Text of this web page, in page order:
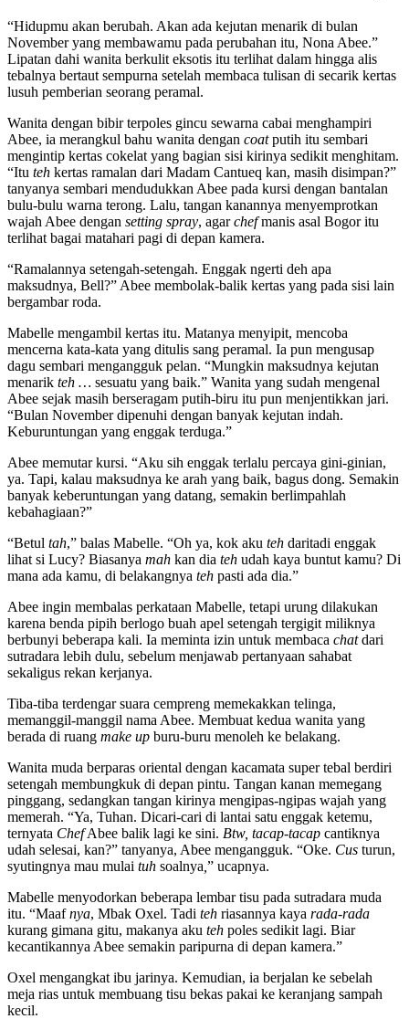
“Hidupmu akan berubah. Akan ada kejutan menarik di bulan
November yang membawamu pada perubahan itu, Nona Abee.”
Lipatan dahi wanita berkulit eksotis itu terlihat dalam hingga alis
tebalnya bertaut sempurna setelah membaca tulisan di secarik kertas
lusuh pemberian seorang peramal.
Wanita dengan bibir terpoles gincu sewarna cabai menghampiri
Abee, ia merangkul bahu wanita dengan coatputih itu sembari
mengintip kertas cokelat yang bagian sisi kirinya sedikit menghitam.
“Itu teh kertas ramalan dari Madam Cantueq kan, masih disimpan?”
tanyanya sembari mendudukkan Abee pada kursi dengan bantalan
bulu-bulu warna terong. Lalu, tangan kanannya menyemprotkan
wajah Abee dengan setting spray, agarchefmanis asal Bogor itu
terlihat bagai matahari pagi di depan kamera.
“Ramalannya setengah-setengah. Enggak ngerti deh apa
maksudnya, Bell?” Abee membolak-balik kertas yang pada sisi lain
bergambar roda.
Mabelle mengambil kertas itu. Matanya menyipit, mencoba
mencerna kata-kata yang ditulis sang peramal. Ia pun mengusap
dagu sembari mengangguk pelan. “Mungkin maksudnya kejutan
menarik teh … sesuatu yang baik.” Wanita yang sudah mengenal
Abee sejak masih berseragam putih-biru itu pun menjentikkan jari.
“Bulan November dipenuhi dengan banyak kejutan indah.
Keburuntungan yang enggak terduga.”
Abee memutar kursi. “Aku sih enggak terlalu percaya gini-ginian,
ya. Tapi, kalau maksudnya ke arah yang baik, bagus dong. Semakin
banyak keberuntungan yang datang, semakin berlimpahlah
kebahagiaan?”
“Betul tah,” balas Mabelle. “Oh ya, kok aku teh daritadi enggak
lihat si Lucy? Biasanya mah kan dia teh udah kaya buntut kamu? Di
mana ada kamu, di belakangnya teh pasti ada dia.”
Abee ingin membalas perkataan Mabelle, tetapi urung dilakukan
karena benda pipih berlogo buah apel setengah tergigit miliknya
berbunyi beberapa kali. Ia meminta izin untuk membaca chatdari
sutradara lebih dulu, sebelum menjawab pertanyaan sahabat
sekaligus rekan kerjanya.
Tiba-tiba terdengar suara cempreng memekakkan telinga,
memanggil-manggil nama Abee. Membuat kedua wanita yang
berada di ruang make up buru-buru menoleh ke belakang.
Wanita muda berparas oriental dengan kacamata super tebal berdiri
setengah membungkuk di depan pintu. Tangan kanan memegang
pinggang, sedangkan tangan kirinya mengipas-ngipas wajah yang
memerah. “Ya, Tuhan. Dicari-cari di lantai satu enggak ketemu,
ternyata ChefAbee balik lagi ke sini. Btw, tacap-tacap cantiknya
udah selesai, kan?” tanyanya, Abee mengangguk. “Oke. Cus turun,
syutingnya mau mulai tuh soalnya ” ucapnya.
Mabelle menyodorkan beberapa lembar tisu pada sutradara muda
itu. “Maafnya, Mbak Oxel. Tadi teh riasannya kaya rada-rada
kurang gimana gitu, makanya aku teh poles sedikit lagi. Biar
kecantikannya Abee semakin paripurna di depan kamera.”
Oxel mengangkat ibu jarinya. Kemudian, ia berjalan ke sebelah
meja rias untuk membuang tisu bekas pakai ke keranjang sampah
kecil.